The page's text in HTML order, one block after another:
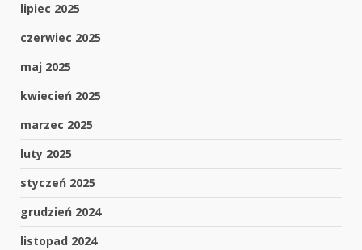
lipiec 2025
czerwiec 2025
maj 2025
kwiecień 2025
marzec 2025
luty 2025
styczeń 2025
grudzień 2024
listopad 2024